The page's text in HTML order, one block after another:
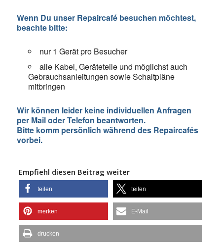
Wenn Du unser Repaircafé besuchen möchtest,
beachte bitte:
nur 1 Gerät pro Besucher
alle Kabel, Geräteteile und möglichst auch
Gebrauchsanleitungen sowie Schaltpläne
mitbringen
Wir können leider keine individuellen Anfragen
per Mail oder Telefon beantworten.
Bitte komm persönlich während des Repaircafés
vorbei.
Empfiehl diesen Beitrag weiter
teilen teilen
merken E-Mail
drucken